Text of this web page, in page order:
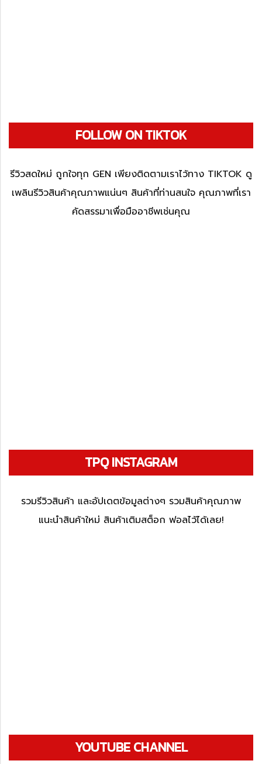
FOLLOW ON TIKTOK
รีวิวสดใหม่ ถูกใจทุก GEN เพียงติดตามเราไว้ทาง TIKTOK ดู
เพลินรีวิวสินค้าคุณภาพแน่นๆ สินค้าที่ท่านสนใจ คุณภาพที่เรา
คัดสรรมาเพื่อมืออาชีพเช่นคุณ
TPQ INSTAGRAM
รวมรีวิวสินค้า และอัปเดตข้อมูลต่างๆ รวมสินค้าคุณภาพ
แนะนำสินค้าใหม่ สินค้าเติมสต็อก ฟอลไว้ได้เลย!
YOUTUBE CHANNEL